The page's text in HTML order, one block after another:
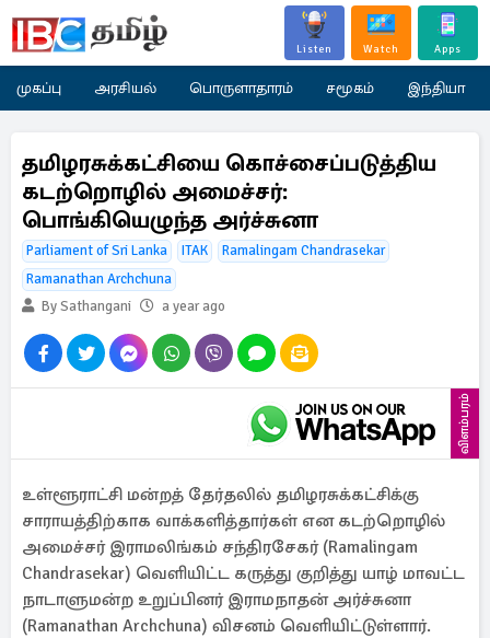
Listen Watch Apps
முகப்பு அரசியல் பொருளாதாரம் சமூகம் இந்தியா
தமிழரசுக்கட்சியை கொச்சைப்படுத்திய
கடற்றொழில் அமைச்சர்:
பொங்கியெழுந்த அர்ச்சுனா
Parliament of Sri Lanka ITAK
Ramalingam Chandrasekar
Ramanathan Archchuna
By Sathangani
a year ago
விளம்பரம்
உள்ளூராட்சி மன்றத் தேர்தலில் தமிழரசுக்கட்சிக்கு
சாராயத்திற்காக வாக்களித்தார்கள் என கடற்றொழில்
அமைச்சர் இராமலிங்கம் சந்திரசேகர் (Ramalingam
Chandrasekar) வெளியிட்ட கருத்து குறித்து யாழ் மாவட்ட
நாடாளுமன்ற உறுப்பினர் இராமநாதன் அர்ச்சுனா
(Ramanathan Archchuna) விசனம் வெளியிட்டுள்ளார்.